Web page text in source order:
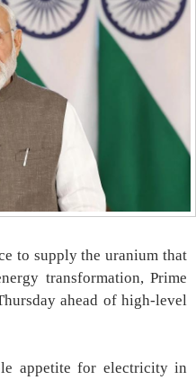
to supply the uranium that
transformation, Prime
ahead of high-level
appetite for electricity in